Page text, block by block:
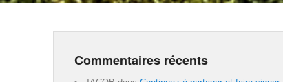
Commentaires récents